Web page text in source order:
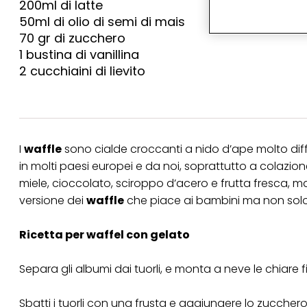
200ml di latte
50ml di olio di semi di mais
70 gr di zucchero
1 bustina di vanillina
2 cucchiaini di lievito
I wafflesono cialde croccanti a nido d’ape molto
in molti paesi europei e da noi, soprattutto a
miele, cioccolato, sciroppo d’acero e frutta fresca,
versione dei waffleche piace ai bambini ma non
Ricetta per waffel con gelato
Separa gli albumi dai tuorli, e monta a neve le
Sbatti i tuorli con una frusta e aggiungere lo
terzi, conservare
Se fai clic su
per uno o più degli
tuoi dati personali